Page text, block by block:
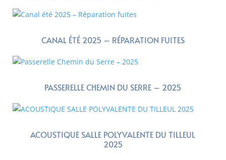
CANAL ÉTÉ 2025 – RÉPARATION FUITES
PASSERELLE CHEMIN DU SERRE – 2025
ACOUSTIQUE SALLE POLYVALENTE DU TILLEUL
2025